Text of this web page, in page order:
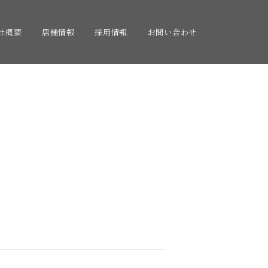
概要 店舗情報 採用情報 お問い合わせ